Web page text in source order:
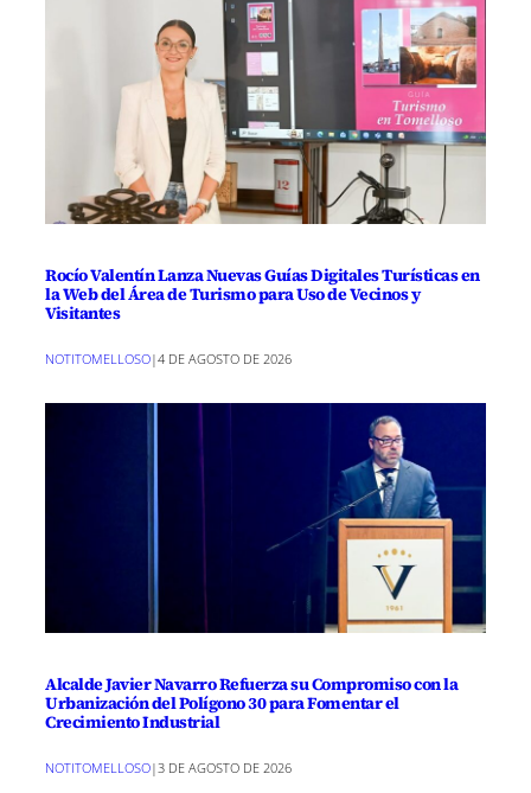
Rocío Valentín Lanza Nuevas Guías Digitales Turísticas en
la Web del Área de Turismo para Uso de Vecinos y
Visitantes
NOTITOMELLOSO|4 DE AGOSTO DE 2026
Alcalde Javier Navarro Refuerza su Compromiso con la
Urbanización del Polígono 30 para Fomentar el
Crecimiento Industrial
NOTITOMELLOSO|3 DE AGOSTO DE 2026